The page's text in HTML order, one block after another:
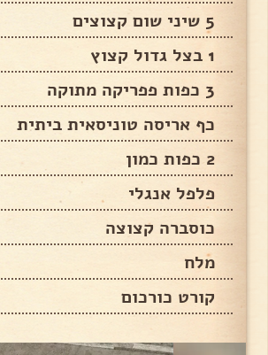
5 שיני שום קצוצים
1 בצל גדול קצוץ
3 כפות פפריקה מתוקה
כף אריסה טוניסאית ביתית
2 כפות כמון
פלפל אנגלי
כוסברה קצוצה
מלח
קורט כורכום